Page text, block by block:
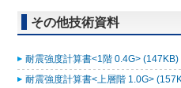
その他技術資料
耐震強度計算書<1階 0.4G> (147KB)
耐震強度計算書<上層階 1.0G>